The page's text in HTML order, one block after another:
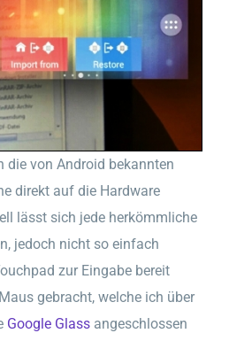
die von Android bekannten
direkt auf die Hardware
lässt sich jede herkömmliche
jedoch nicht so einfach
zur Eingabe bereit
gebracht, welche ich über
Google Glass angeschlossen